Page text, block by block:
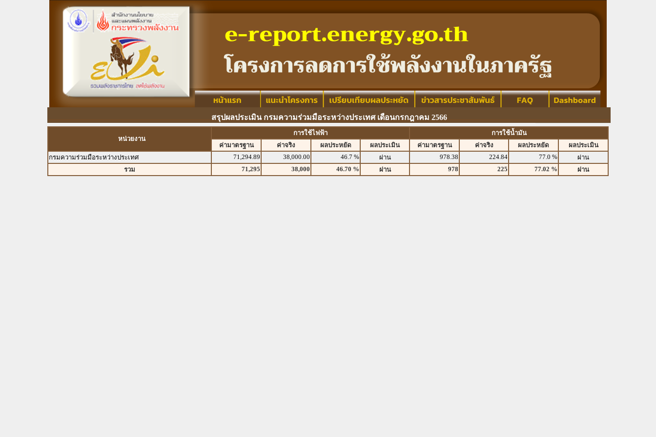
สรุปผลประเมิน กรมความร่วมมือระหว่างประเทศ เดือนกรกฎาคม 2566
หน่วยงาน
การใช้ไฟฟ้า
การใช้น้ำมัน
ค่ามาตรฐาน
ค่าจริง ผลประหยัด ผลประเมิน ค่ามาตรฐาน ค่าจริง ผลประหยัด
ผลประเมิน
กรมความร่วมมือระหว่างประเทศ
71,294.89 38,000.00 46.7 % ผ่าน 978.38 224.84 77.0 %
ผ่าน
รวม
71,295 38,000 46.70 % ผ่าน 978 225 77.02 % ผ่าน